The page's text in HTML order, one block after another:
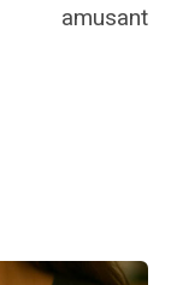
amusant